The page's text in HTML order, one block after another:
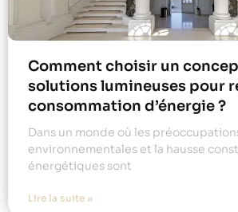
Comment choisir un
solutions lumineuses pour
consommation d’énergie ?
Dans un monde où les
environnementales et la hausse
énergétiques sont
Lire la suite »